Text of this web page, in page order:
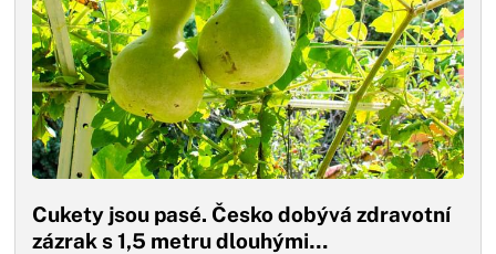
Cukety jsou pasé. Česko dobývá zdravotní
zázrak s 1,5 metru dlouhými…